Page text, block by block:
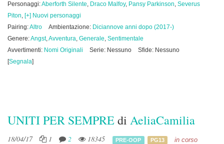
Personaggi:Aberforth Silente, Draco Malfoy, Pansy Parkinson, Severus
Piton, [+] Nuovi personaggi
Pairing:Altro Ambientazione: Diciannove anni dopo (2017-)
Genere:Angst,Avventura, Generale, Sentimentale
Avvertimenti: Nomi Originali Serie: Nessuno
Sfide: Nessuno
[Segnala]
UNITI PER SEMPREdi AeliaCamilia
18/04/17 1 2 18345 PRE-OOP PG13 in corso